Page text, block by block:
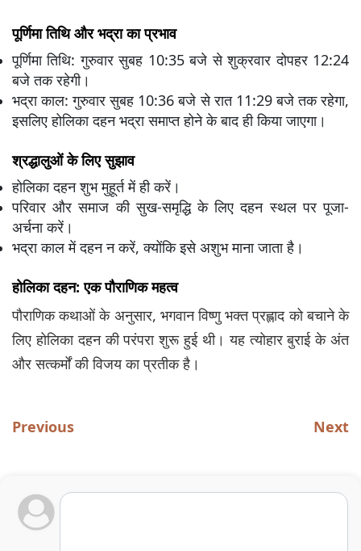
पूर्णिमा तिथि और भद्रा का प्रभाव
पूर्णिमा तिथि: गुरुवार सुबह 10:35 बजे से शुक्रवार दोपहर 12:24
बजे तक रहेगी।
भद्रा काल: गुरुवार सुबह 10:36 बजे से रात 11:29 बजे तक रहेगा,
इसलिए होलिका दहन भद्रा समाप्त होने के बाद ही किया जाएगा।
श्रद्धालुओं के लिए सुझाव
होलिका दहन शुभ मुहूर्त में ही करें।
परिवार और समाज की सुख-समृद्धि के लिए दहन स्थल पर पूजा-
अर्चना करें।
भद्रा काल में दहन न करें, क्योंकि इसे अशुभ माना जाता है।
होलिका दहन: एक पौराणिक महत्व
पौराणिक कथाओं के अनुसार, भगवान विष्णु भक्त प्रह्लाद को बचाने के
लिए होलिका दहन की परंपरा शुरू हुई थी। यह त्योहार बुराई के अंत
और सत्कर्मों की विजय का प्रतीक है।
Previous Next